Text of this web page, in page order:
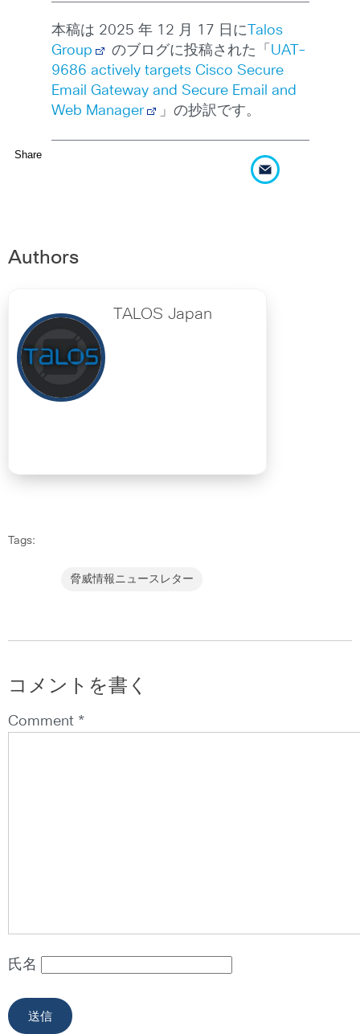
本稿は 2025 年 12 月 17 日に Talos
Group
のブログに投稿された「 UAT-
9686 actively targets Cisco Secure
Email Gateway and Secure Email and
Web Manager
」の抄訳です。
Share
Authors
TALOS Japan
Tags:
脅威情報ニュースレター
コメントを書く
Comment *
氏名